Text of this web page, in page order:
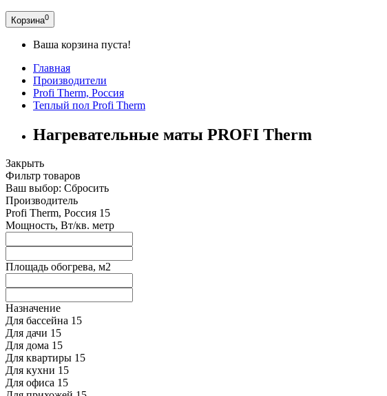
Корзина0
Ваша корзина пуста!
Главная
Производители
Profi Therm, Россия
Теплый пол Profi Therm
Нагревательные маты PROFI Therm
Закрыть
Фильтр товаров
Ваш выбор: Сбросить
Производитель
Profi Therm, Россия 15
Мощность, Вт/кв. метр
Площадь обогрева, м2
Назначение
Для бассейна 15
Для дачи 15
Для дома 15
Для квартиры 15
Для кухни 15
Для офиса 15